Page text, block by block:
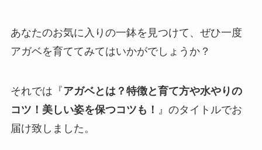
あなたのお気に入りの一鉢を見つけて、ぜひ一度
アガベを育ててみてはいかがでしょうか？
それでは『アガベとは？特徴と育て方や水やりの
コツ！美しい姿を保つコツも！ 』のタイトルでお
届け致しました。